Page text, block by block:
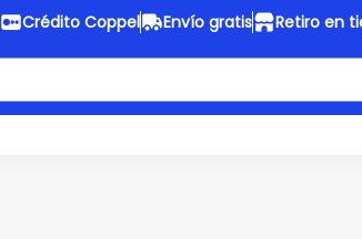
Crédito Coppel Envío gratis Retiro en
Envío gratis